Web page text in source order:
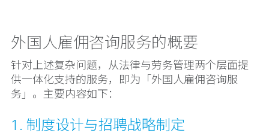
外国人雇佣咨询服务的概要
针对上述复杂问题，从法律与劳务管理两个层面提
供一体化支持的服务，即为「外国人雇佣咨询服
务」。主要内容如下：
1. 制度设计与招聘战略制定